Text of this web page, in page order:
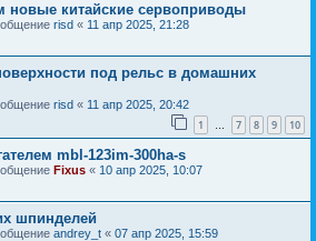
новые китайские сервоприводы
risd « 11 апр 2025, 21:28
под рельс в домашних
risd « 11 апр 2025, 20:42
1 … 7 8 9 10
mbl-123im-300ha-s
Fixus « 10 апр 2025, 10:07
шпинделей
andrey_t « 07 апр 2025, 15:59